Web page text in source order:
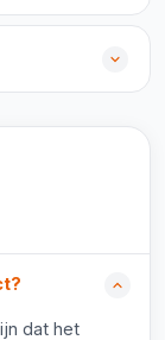
dat het